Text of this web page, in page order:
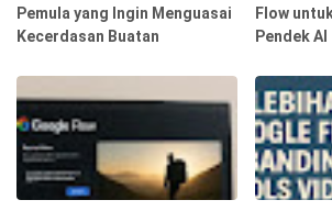
Pemula yang Ingin Menguasai
Kecerdasan Buatan
Flow
Pendek AI